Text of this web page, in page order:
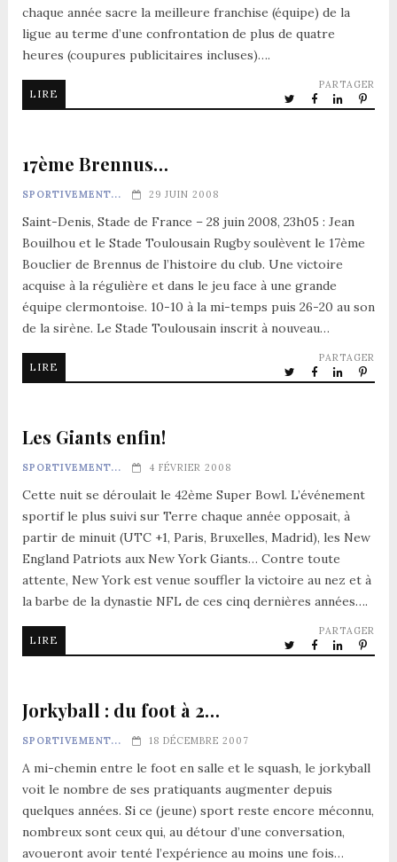
chaque année sacre la meilleure franchise (équipe) de la
ligue au terme d’une confrontation de plus de quatre
heures (coupures publicitaires incluses)….
LIRE
PARTAGER
17ème Brennus…
SPORTIVEMENT... 29 JUIN 2008
Saint-Denis, Stade de France – 28 juin 2008, 23h05 : Jean
Bouilhou et le Stade Toulousain Rugby soulèvent le 17ème
Bouclier de Brennus de l’histoire du club. Une victoire
acquise à la régulière et dans le jeu face à une grande
équipe clermontoise. 10-10 à la mi-temps puis 26-20 au son
de la sirène. Le Stade Toulousain inscrit à nouveau…
LIRE
PARTAGER
Les Giants enfin!
SPORTIVEMENT... 4 FÉVRIER 2008
Cette nuit se déroulait le 42ème Super Bowl. L’événement
sportif le plus suivi sur Terre chaque année opposait, à
partir de minuit (UTC +1, Paris, Bruxelles, Madrid), les New
England Patriots aux New York Giants… Contre toute
attente, New York est venue souffler la victoire au nez et à
la barbe de la dynastie NFL de ces cinq dernières années….
LIRE
PARTAGER
Jorkyball : du foot à 2…
SPORTIVEMENT... 18 DÉCEMBRE 2007
A mi-chemin entre le foot en salle et le squash, le jorkyball
voit le nombre de ses pratiquants augmenter depuis
quelques années. Si ce (jeune) sport reste encore méconnu,
nombreux sont ceux qui, au détour d’une conversation,
avoueront avoir tenté l’expérience au moins une fois…